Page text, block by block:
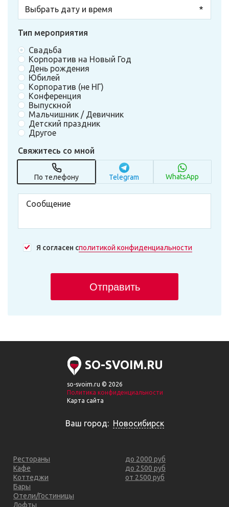
Тип мероприятия
Свадьба
Корпоратив на Новый Год
День рождения
Юбилей
Корпоратив (не НГ)
Конференция
Выпускной
Мальчишник / Девичник
Детский праздник
Другое
Свяжитесь со мной
По телефону Telegram WhatsApp
Я согласен сполитикой конфиденциальности
Отправить
SO-SVOIM.RU
so-svoim.ru © 2026
Политика конфиденциальности
Карта сайта
Ваш город: Новосибирск
Рестораны
Кафе
Коттеджи
Бары
Отели/Гостиницы
Лофты
до 2000 руб
до 2500 руб
от 2500 руб